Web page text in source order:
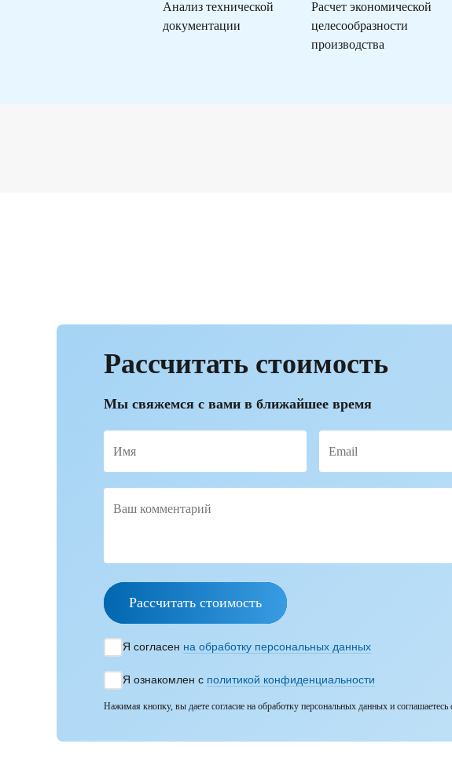
Анализ технической
документации
Расчет экономической
целесообразности
производства
Рассчитать стоимость
Мы свяжемся с вами в ближайшее время
Рассчитать стоимость
Я согласен на обработку персональных данных
Я ознакомлен с политикой конфиденциальности
Нажимая кнопку, вы даете согласие на обработку персональных данных и